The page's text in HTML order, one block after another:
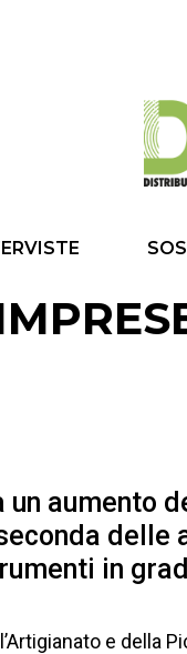
aumento
delle
in
e della